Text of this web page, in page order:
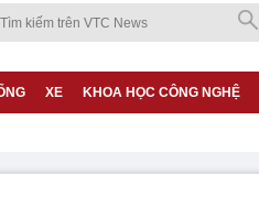
XE KHOA HỌC CÔNG NGHỆ